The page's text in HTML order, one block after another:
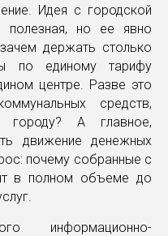
Идея с городской
полезная, но ее явно
держать столько
по единому тарифу
центре. Разве это
средств,
городу? А главное,
движение денежных
почему собранные с
в полном объеме до
информационно-